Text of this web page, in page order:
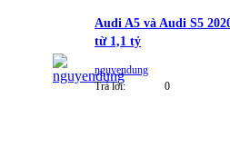
Audi A5 và Audi S5
từ 1,1 tỷ
nguyendung
Trả lời:
0